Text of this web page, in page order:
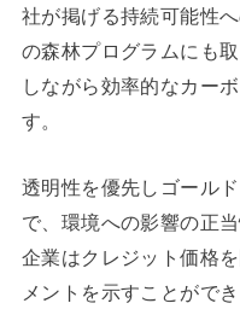
社が掲げる持続可能性
の森林プログラムにも
しながら効率的なカー
す。
透明性を優先しゴール
で、環境への影響の正
企業はクレジット価格
メントを示すことがで